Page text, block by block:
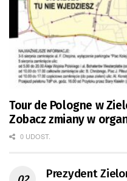
Tour de Pologne w
Zobacz zmiany w
0 UDOST.
Prezydent